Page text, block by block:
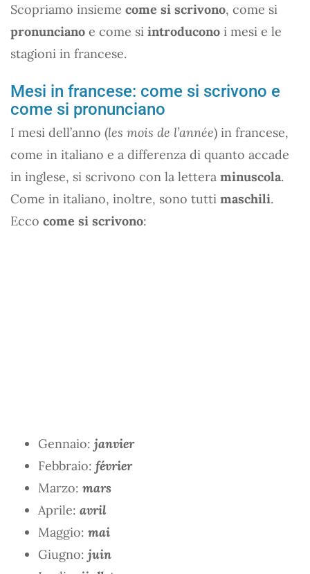
Scopriamo insieme come si scrivono, come si
pronunciano e come si introducono i mesi e le
stagioni in francese.
Mesi in francese: come si scrivono e
come si pronunciano
I mesi dell’anno (les mois de l’année) in francese,
come in italiano e a differenza di quanto accade
in inglese, si scrivono con la lettera minuscola.
Come in italiano, inoltre, sono tutti maschili.
Ecco come si scrivono:
Gennaio: janvier
Febbraio: février
Marzo: mars
Aprile: avril
Maggio: mai
Giugno: juin